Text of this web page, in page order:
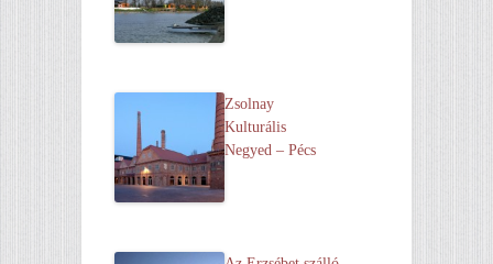
Zsolnay
Kulturális
Negyed – Pécs